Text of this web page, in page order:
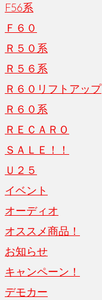
F56系
Ｆ６０
Ｒ５０系
Ｒ５６系
Ｒ６０リフトアップ
Ｒ６０系
ＲＥＣＡＲＯ
ＳＡＬＥ！！
Ｕ２５
イベント
オーディオ
オススメ商品！
お知らせ
キャンペーン！
デモカー